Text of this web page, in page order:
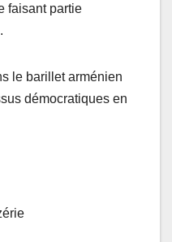
faisant partie
le barillet arménien
démocratiques en